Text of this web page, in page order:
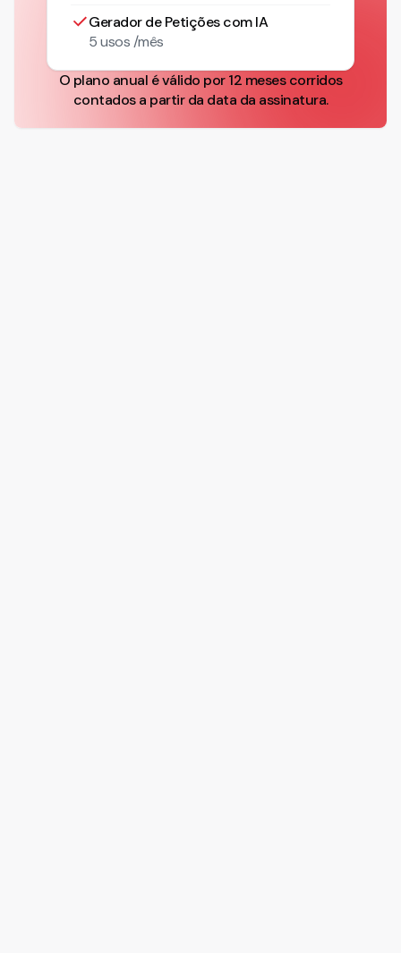
Gerador de Petições com IA
5 usos /mês
O plano anual é válido por 12 meses corridos
contados a partir da data da assinatura.